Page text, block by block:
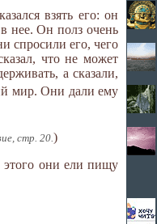
взять его: он
нее. Он полз очень
спросили его, чего
что не может
а сказали,
мир. Они дали ему
стр. 20.)
этого они ели пищу